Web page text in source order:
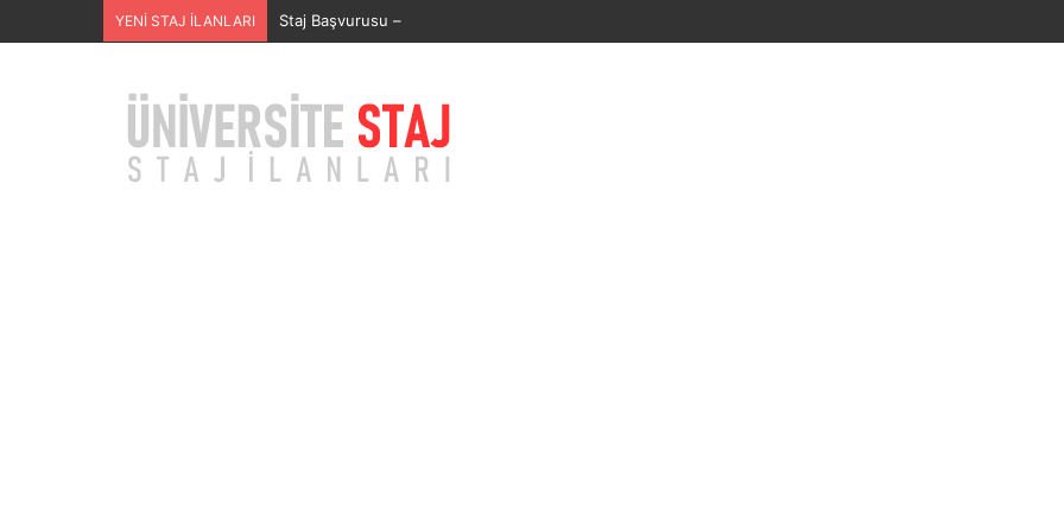
YENİ STAJ İLANLARI SECURITAS GÜVENLİK HİZMETLERİSECURITAS GÜVENLİK HİZMETLERİ Staj Başvurusu – Muhasebe Stajyeri